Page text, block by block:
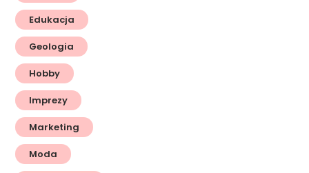
Edukacja
Geologia
Hobby
Imprezy
Marketing
Moda